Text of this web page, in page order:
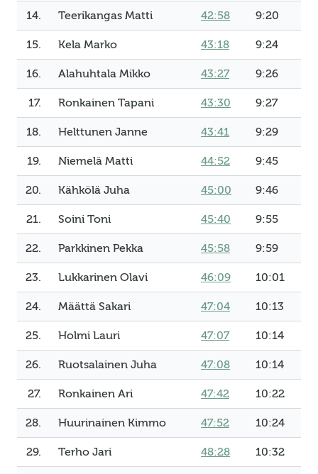
14. Teerikangas Matti 42:58 9:20
15. Kela Marko 43:18 9:24
16. Alahuhtala Mikko 43:27 9:26
17. Ronkainen Tapani 43:30 9:27
18. Helttunen Janne 43:41 9:29
19. Niemelä Matti 44:52 9:45
20. Kähkölä Juha 45:00 9:46
21. Soini Toni 45:40 9:55
22. Parkkinen Pekka 45:58 9:59
23. Lukkarinen Olavi 46:09 10:01
24. Määttä Sakari 47:04 10:13
25. Holmi Lauri 47:07 10:14
26. Ruotsalainen Juha 47:08 10:14
27. Ronkainen Ari 47:42 10:22
28. Huurinainen Kimmo 47:52 10:24
29. Terho Jari 48:28 10:32